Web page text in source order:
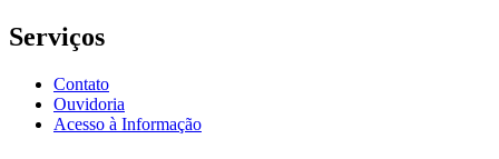
Serviços
Contato
Ouvidoria
Acesso à Informação